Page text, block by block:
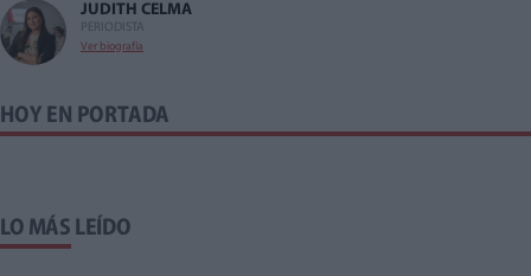
JUDITH CELMA
PERIODISTA
Ver biografía
HOY EN PORTADA
LO MÁS LEÍDO